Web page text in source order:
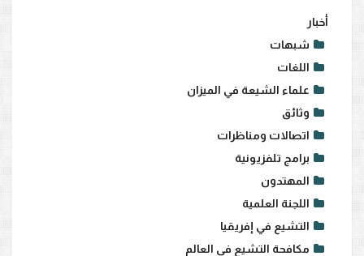
أخبار
شبهات
اللغات
علماء الشيعة في الميزان
وثائق
اتصالات ومناظرات
برامج تلفزيونية
المهتدون
اللجنة العلمية
التشيع في إفريقيا
مكافحة التشيع في العالم